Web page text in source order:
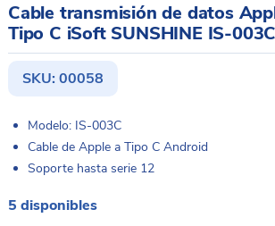
Cable transmisión de datos
Tipo C iSoft SUNSHINE IS-003C
SKU: 00058
Modelo: IS-003C
Cable de Apple a Tipo C Android
Soporte hasta serie 12
5 disponibles